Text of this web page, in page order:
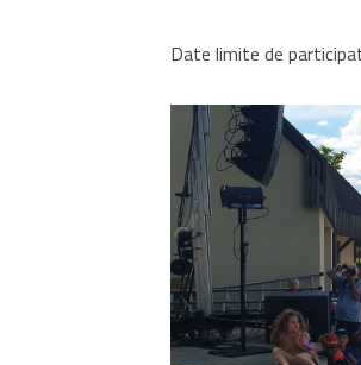
Date limite de